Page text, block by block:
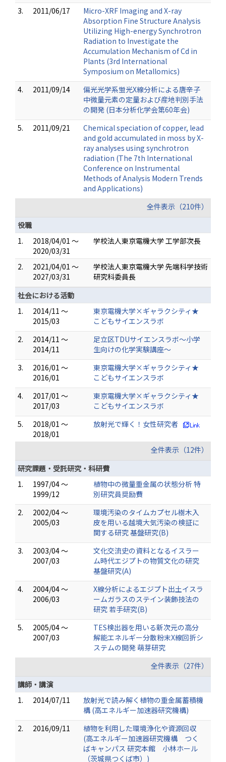
3. 2011/06/17
Micro-XRF Imaging and X-ray
Absorption Fine Structure Analysis
Utilizing High-energy Synchrotron
Radiation to Investigate the
Accumulation Mechanism of Cd in
Plants (3rd International
Symposium on Metallomics)
4.
2011/09/14
偏光光学系蛍光X線分析による唐辛子
中微量元素の定量および産地判別手法
の開発 (日本分析化学会第60年会)
5.
2011/09/21
Chemical speciation of copper, lead
and gold accumulated in moss by X-
ray analyses using synchrotron
radiation (The 7th International
Conference on Instrumental
Methods of Analysis Modern Trends
and Applications)
全件表示（210件）
役職
1.
2018/04/01 ～
2020/03/31
学校法人東京電機大学 工学部次長
2.
2021/04/01 ～
2027/03/31
学校法人東京電機大学 先端科学技術
研究科委員長
社会における活動
1.
2014/11 ～
2015/03
東京電機大学×ギャラクシティ★
こどもサイエンスラボ
2.
2014/11 ～
2014/11
足立区TDUサイエンスラボ～小学
生向けの化学実験講座～
3.
2016/01 ～
2016/01
東京電機大学×ギャラクシティ★
こどもサイエンスラボ
4.
2017/01 ～
2017/03
東京電機大学×ギャラクシティ★
こどもサイエンスラボ
5.
2018/01 ～
2018/01
放射光で輝く！女性研究者
全件表示（12件）
研究課題・受託研究・科研費
1.
1997/04 ～
1999/12
植物中の微量重金属の状態分析 特
別研究員奨励費
2.
2002/04 ～
2005/03
環境汚染のタイムカプセル樹木入
皮を用いる越境大気汚染の検証に
関する研究 基盤研究(B)
3.
2003/04 ～
2007/03
文化交流史の資料となるイスラー
ム時代エジプトの物質文化の研究
基盤研究(A)
4.
2004/04 ～
2006/03
X線分析によるエジプト出土イスラ
ームガラスのステイン装飾技法の
研究 若手研究(B)
5.
2005/04 ～
2007/03
TES検出器を用いる新次元の高分
解能エネルギー分散粉末X線回折シ
ステムの開発 萌芽研究
全件表示（27件）
講師・講演
1.
2014/07/11
放射光で読み解く植物の重金属蓄積機
構 (高エネルギー加速器研究機構)
2.
2016/09/11
植物を利用した環境浄化や資源回収
(高エネルギー加速器研究機構 つく
ばキャンパス 研究本館 小林ホール
（茨城県つくば市）)